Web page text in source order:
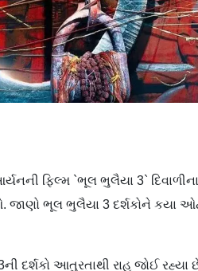
ફિલ્મ `ભૂલ ભુલૈયા 3`
ભૂલ ભુલૈયા 3 દર્શકોને કયા
દર્શકો આતુરતાથી રાહ જોઈ